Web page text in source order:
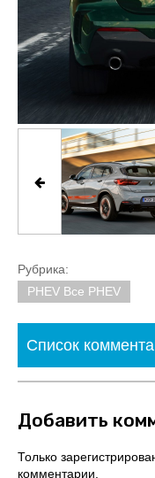
Рубрика:
PHEV Все PHEV
Список
Добавить
Только
комментарии.